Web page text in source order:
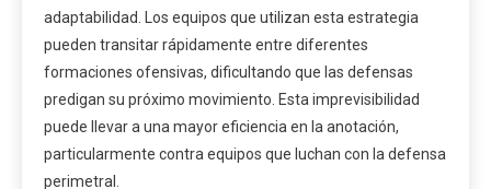
adaptabilidad. Los equipos que utilizan esta estrategia
pueden transitar rápidamente entre diferentes
formaciones ofensivas, dificultando que las defensas
predigan su próximo movimiento. Esta imprevisibilidad
puede llevar a una mayor eficiencia en la anotación,
particularmente contra equipos que luchan con la defensa
perimetral.